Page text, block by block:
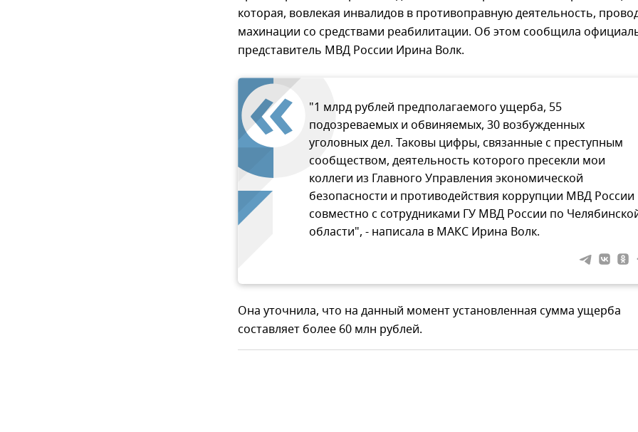
которая, вовлекая инвалидов в противоправную деятельность,
махинации со средствами реабилитации. Об этом сообщила
представитель МВД России Ирина Волк.
"1 млрд рублей предполагаемого ущерба, 55
подозреваемых и обвиняемых, 30 возбужденных
уголовных дел. Таковы цифры, связанные с преступным
сообществом, деятельность которого пресекли мои
коллеги из Главного Управления экономической
безопасности и противодействия коррупции МВД России
совместно с сотрудниками ГУ МВД России по
области", - написала в МАКС Ирина Волк.
Она уточнила, что на данный момент установленная сумма ущерба
составляет более 60 млн рублей.